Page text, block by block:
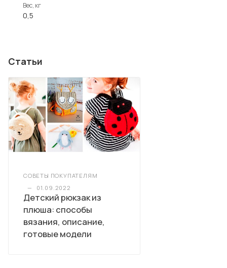
Вес, кг
0,5
Статьи
СОВЕТЫ ПОКУПАТЕЛЯМ
—
01.09.2022
Детский рюкзак из
плюша: способы
вязания, описание,
готовые модели